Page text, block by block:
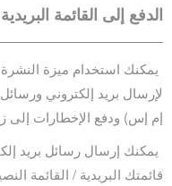
الدفع إلى القائمة
يمكنك استخدام ميزة النشرة
لإرسال بريد إلكتروني
إم إس) ودفع الإخطارات إلى
يمكنك إرسال رسائل بريد
قائمتك البريدية / القائمة